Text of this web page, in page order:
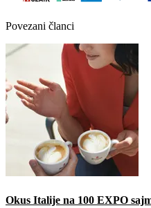
Povezani članci
Okus Italije na 100 EXPO